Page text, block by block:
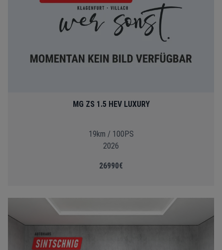
MG ZS 1.5 HEV LUXURY
19km / 100PS
2026
26990€